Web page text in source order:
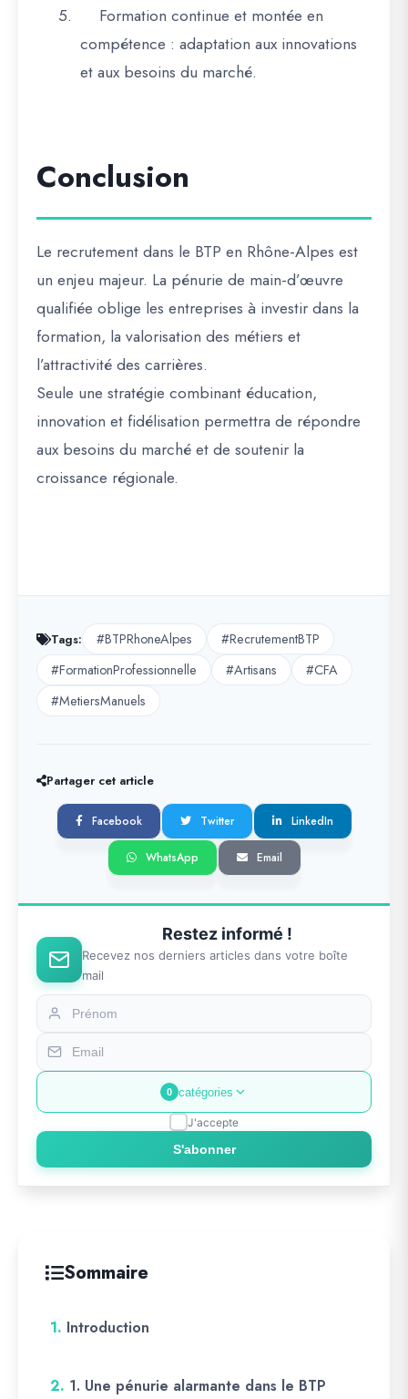
5.
Formation continue et montée en
compétence : adaptation aux innovations
et aux besoins du marché.
Conclusion
Le recrutement dans le BTP en Rhône-Alpes est
un enjeu majeur. La pénurie de main-d’œuvre
qualifiée oblige les entreprises à investir dans la
formation, la valorisation des métiers et
l’attractivité des carrières.
Seule une stratégie combinantéducation,
innovation et fidélisation permettra de répondre
aux besoins du marché et de soutenir la
croissance régionale.
Tags: #BTPRhoneAlpes
#RecrutementBTP
#FormationProfessionnelle
#Artisans
#CFA
#MetiersManuels
Partager cet article
Facebook Twitter LinkedIn
WhatsApp Email
Restez informé !
Recevez nos derniers articles dans votre boîte
mail
0 catégories
J'accepte
S'abonner
Sommaire
1. Introduction
2. 1. Une pénurie alarmante dans le BTP